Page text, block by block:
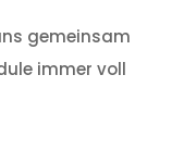
gemeinsam
immer voll